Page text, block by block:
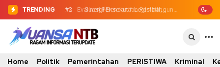
TRENDING #2 Sinergi Eksekutif-Legislatif,
Wabup Ansori Serahkan Tujuh Kontainer
#3 Evaluasi Perencanaan Pembangunan
2026, Pemkab Sumbawa Luncurkan
Home Politik Pemerintahan PERISTIWA Kriminal